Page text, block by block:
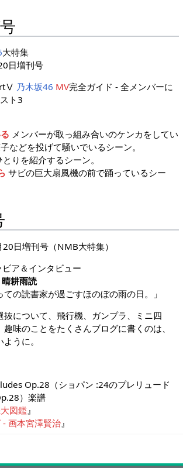
大特集
日増刊号
乃木坂46 MV完全ガイド - 全メンバーに
ト3
メンバーが取っ組み合いのケンカをしてい
などを投げて騒いでいるシーン。
りを紹介するシーン。
サビの巨大扇風機の前で踊っているシー
日増刊号（NMB大特集）
ビア＆インタビュー
耕雨読
ての読書家が過ごすほのぼの雨の日。」
抜について、飛行機、ガンプラ、ミニ四
味のことをたくさんブログに書くのは、
うに。
Op.28（ショパン :24のプレリュード
）楽譜
図鑑』
画本宮澤賢治』